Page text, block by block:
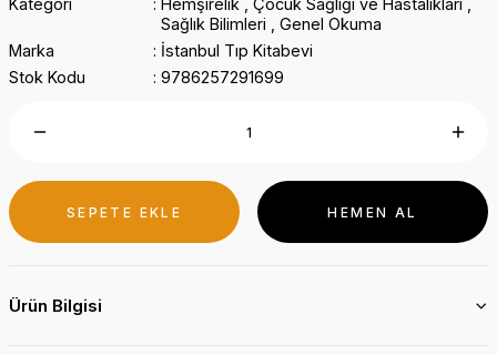
Kategori Hemşirelik Çocuk Sağlığı ve Hastalıkları
Sağlık Bilimleri
Genel Okuma
Marka
İstanbul Tıp Kitabevi
Stok Kodu
9786257291699
SEPETE EKLE HEMEN AL
Ürün Bilgisi